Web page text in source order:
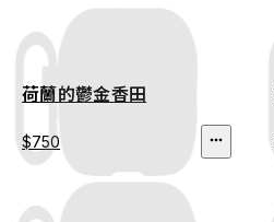
荷蘭的鬱金香田
$750